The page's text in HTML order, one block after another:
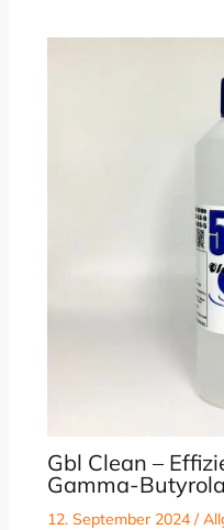
Gbl Clean –
Gamma-
12. September 2024 /